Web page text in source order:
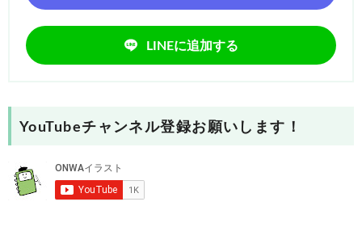
LINEに追加する
YouTubeチャンネル登録お願いします！